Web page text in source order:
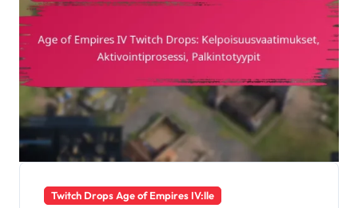
Twitch Drops Age of Empires IV:lle